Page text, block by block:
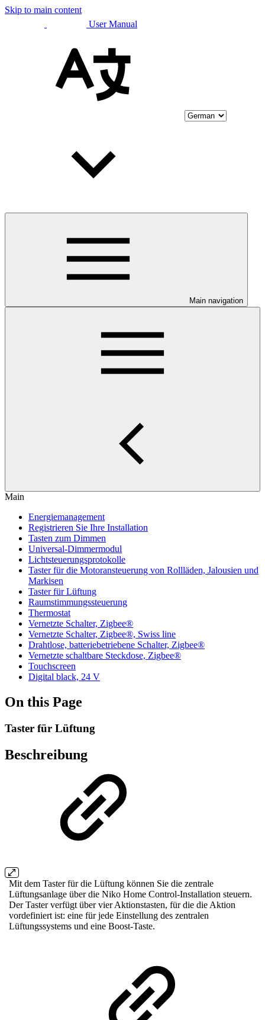
Skip to main content
User Manual
Main navigation
Main
Energiemanagement
Registrieren Sie Ihre Installation
Tasten zum Dimmen
Universal-Dimmermodul
Lichtsteuerungsprotokolle
Taster für die Motoransteuerung von Rollläden, Jalousien und
Markisen
Taster für Lüftung
Raumstimmungssteuerung
Thermostat
Vernetzte Schalter, Zigbee®
Vernetzte Schalter, Zigbee®, Swiss line
Drahtlose, batteriebetriebene Schalter, Zigbee®
Vernetzte schaltbare Steckdose, Zigbee®
Touchscreen
Digital black, 24 V
On this Page
Taster für Lüftung
Beschreibung
Mit dem Taster für die Lüftung können Sie die zentrale
Lüftungsanlage über die Niko Home Control-Installation steuern.
Der Taster verfügt über vier Aktionstasten, für die die Aktion
vordefiniert ist: eine für jede Einstellung des zentralen
Lüftungssystems und eine Boost-Taste.